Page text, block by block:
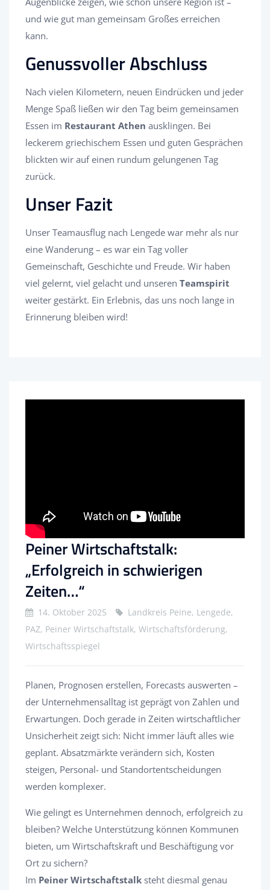
und wie gut man gemeinsam Großes erreichen
kann.
Genussvoller Abschluss
Nach vielen Kilometern, neuen Eindrücken und jeder
Menge Spaß ließen wir den Tag beim gemeinsamen
Essen im Restaurant Athen ausklingen. Bei
leckerem griechischem Essen und guten Gesprächen
blickten wir auf einen rundum gelungenen Tag
zurück.
Unser Fazit
Unser Teamausflug nach Lengede war mehr als nur
eine Wanderung – es war ein Tag voller
Gemeinschaft, Geschichte und Freude. Wir haben
viel gelernt, viel gelacht und unseren Teamspirit
weiter gestärkt. Ein Erlebnis, das uns noch lange in
Erinnerung bleiben wird!
Peiner Wirtschaftstalk:
„Erfolgreich in schwierigen
Zeiten…“
14. Oktober 2025
Landkreis Peine, Lengede,
PAZ, Peiner Wirtschaftstalk, Wirtschaftsförderung,
Wirtschaftsspiegel
Planen, Prognosen erstellen, Forecasts auswerten –
der Unternehmensalltag ist geprägt von Zahlen und
Erwartungen. Doch gerade in Zeiten wirtschaftlicher
Unsicherheit zeigt sich: Nicht immer läuft alles wie
geplant. Absatzmärkte verändern sich, Kosten
steigen, Personal- und Standortentscheidungen
werden komplexer.
Wie gelingt es Unternehmen dennoch, erfolgreich zu
bleiben? Welche Unterstützung können Kommunen
bieten, um Wirtschaftskraft und Beschäftigung vor
Ort zu sichern?
Im Peiner Wirtschaftstalk steht diesmal genau